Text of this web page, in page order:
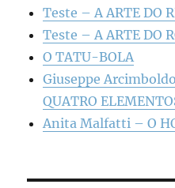
Teste – A ARTE DO
Teste – A ARTE DO
O TATU-BOLA
Giuseppe
QUATRO
Anita Malfatti – O